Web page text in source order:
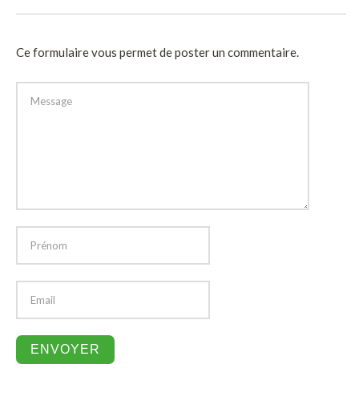
Ce formulaire vous permet de poster un commentaire.